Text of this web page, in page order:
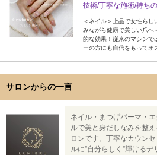
技術/丁寧な施術/持ち
＜ネイル＞上品で女性らし
みながら健康で美しい爪
的な効果！従来のマシンで
ーの方にも自信をもってオ
サロンからの一言
ネイル・まつげパーマ・
ルで美と身だしなみを整
ロンです。丁寧なカウン
ルに”自分らしく”輝ける